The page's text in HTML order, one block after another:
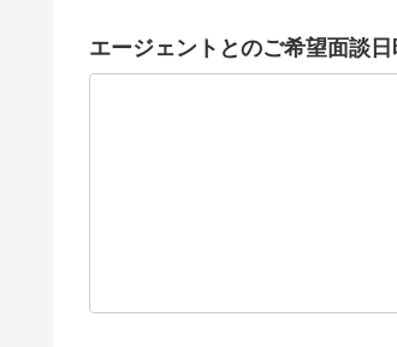
エージェントとのご希望面談